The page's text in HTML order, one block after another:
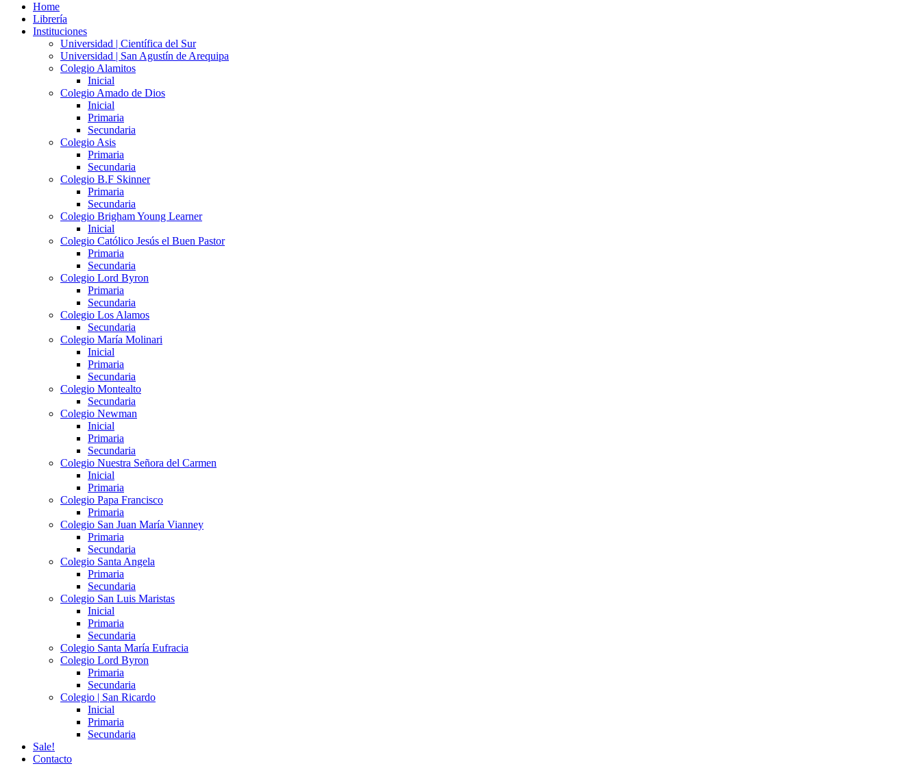
Home
Librería
Instituciones
Universidad | Científica del Sur
Universidad | San Agustín de Arequipa
Colegio Alamitos
Inicial
Colegio Amado de Dios
Inicial
Primaria
Secundaria
Colegio Asis
Primaria
Secundaria
Colegio B.F Skinner
Primaria
Secundaria
Colegio Brigham Young Learner
Inicial
Colegio Católico Jesús el Buen Pastor
Primaria
Secundaria
Colegio Lord Byron
Primaria
Secundaria
Colegio Los Alamos
Secundaria
Colegio María Molinari
Inicial
Primaria
Secundaria
Colegio Montealto
Secundaria
Colegio Newman
Inicial
Primaria
Secundaria
Colegio Nuestra Señora del Carmen
Inicial
Primaria
Colegio Papa Francisco
Primaria
Colegio San Juan María Vianney
Primaria
Secundaria
Colegio Santa Angela
Primaria
Secundaria
Colegio San Luis Maristas
Inicial
Primaria
Secundaria
Colegio Santa María Eufracia
Colegio Lord Byron
Primaria
Secundaria
Colegio | San Ricardo
Inicial
Primaria
Secundaria
Sale!
Contacto